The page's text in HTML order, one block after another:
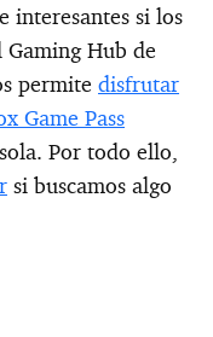
interesantes si los
Hub de
permite disfrutar
Game Pass
Por todo ello,
si buscamos algo